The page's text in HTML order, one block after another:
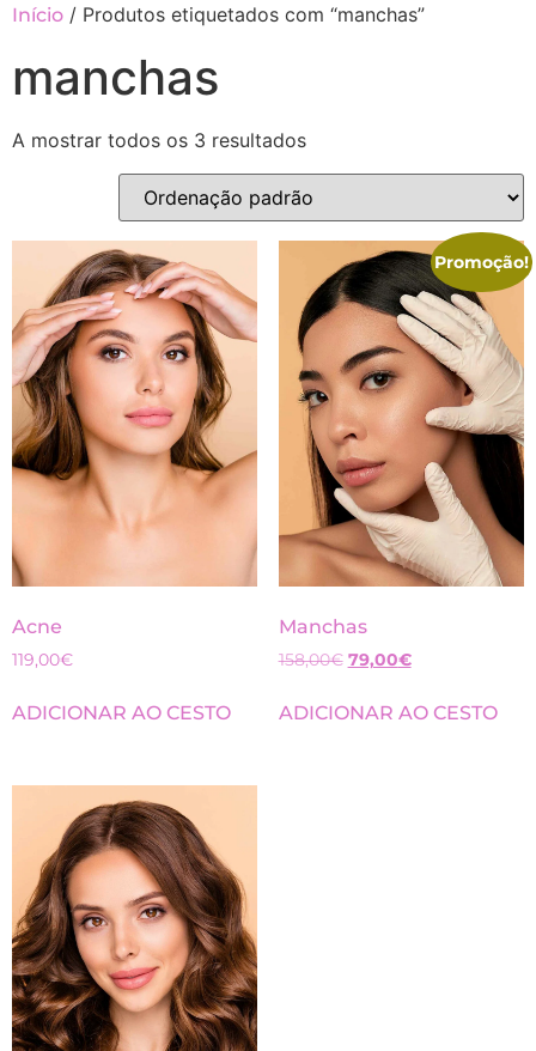
Início / Produtos etiquetados com “manchas”
manchas
A mostrar todos os 3 resultados
Acne
119,00€
ADICIONAR AO CESTO
Promoção!
Manchas
158,00€ 79,00€
ADICIONAR AO CESTO